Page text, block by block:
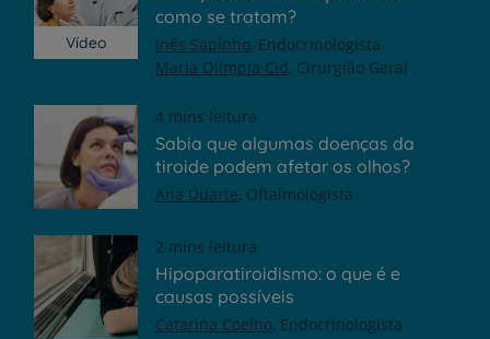
Vídeo
como se tratam?
Inês Sapinho Endocrinologista
Maria Olímpia Cid Cirurgião Geral
4 mins leitura
Sabia que algumas doenças da
tiroide podem afetar os olhos?
Ana Duarte Oftalmologista
2 mins leitura
Hipoparatiroidismo: o que é e
causas possíveis
Catarina Coelho Endocrinologista